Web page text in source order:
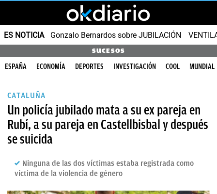
ES NOTICIA Gonzalo Bernardos sobre JUBILACIÓN
SUCESOS
ESPAÑA ECONOMÍA DEPORTES INVESTIGACIÓN COOL MUNDIAL
CATALUÑA
Un policía jubilado mata a su ex pareja en
Rubí, a su pareja en Castellbisbal y después
se suicida
Ninguna de las dos víctimas estaba registrada como
víctima de la violencia de género